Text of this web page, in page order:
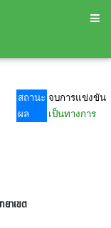
สถานะ จบการแข่งขัน
ผล
เป็นทางการ
าเขต